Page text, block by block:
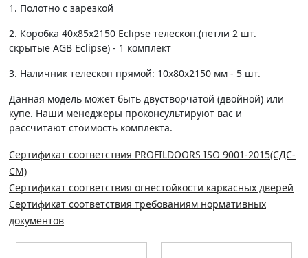
1. Полотно c зарезкой
2. Коробка 40х85х2150 Eclipse телескоп.(петли 2 шт.
скрытые AGB Eclipse) - 1 комплект
3. Наличник телескоп прямой: 10х80х2150 мм - 5 шт.
Данная модель может быть двустворчатой (двойной) или
купе. Наши менеджеры проконсультируют вас и
рассчитают стоимость комплекта.
Сертификат соответствия PROFILDOORS ISO 9001-2015(СДС-
СМ)
Сертификат соответствия огнестойкости каркасных дверей
Сертификат соответствия требованиям нормативных
документов